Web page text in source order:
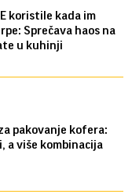
koristile kada im
Sprečava haos na
u kuhinji
pakovanje kofera:
a više kombinacija